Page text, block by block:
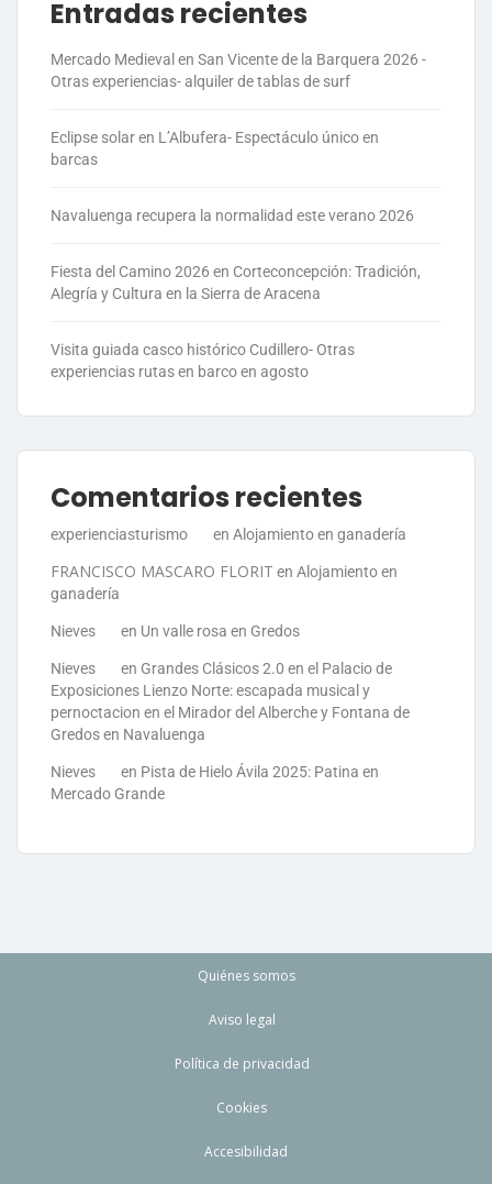
Entradas recientes
Mercado Medieval en San Vicente de la Barquera 2026 -
Otras experiencias- alquiler de tablas de surf
Eclipse solar en L’Albufera- Espectáculo único en
barcas
Navaluenga recupera la normalidad este verano 2026
Fiesta del Camino 2026 en Corteconcepción: Tradición,
Alegría y Cultura en la Sierra de Aracena
Visita guiada casco histórico Cudillero- Otras
experiencias rutas en barco en agosto
Comentarios recientes
experienciasturismo en Alojamiento en ganadería
FRANCISCO MASCARO FLORIT en Alojamiento en
ganadería
Nieves en Un valle rosa en Gredos
Nieves en Grandes Clásicos 2.0 en el Palacio de
Exposiciones Lienzo Norte: escapada musical y
pernoctacion en el Mirador del Alberche y Fontana de
Gredos en Navaluenga
Nieves en Pista de Hielo Ávila 2025: Patina en
Mercado Grande
Quiénes somos
Aviso legal
Política de privacidad
Cookies
Accesibilidad